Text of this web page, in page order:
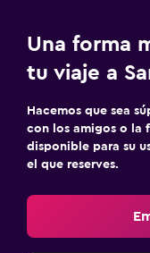
Papel higiénico
Cepillo de dientes
Ducha italiana
Piscina y spa
Una forma
tu viaje a
Hacemos que sea
con los amigos o la
disponible para su
el que reserves.